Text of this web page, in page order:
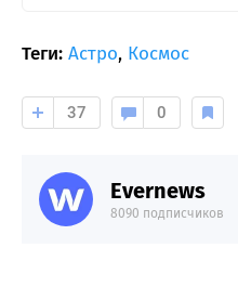
Теги: Астро, Космос
37 0
Evernews
8090 подписчиков